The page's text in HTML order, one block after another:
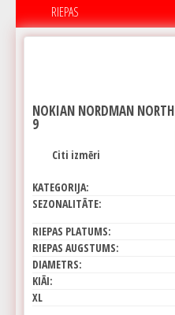
RIEPAS
NOKIAN NORDMAN NORTH
9
Citi izmēri
KATEGORIJA:
SEZONALITĀTE:
RIEPAS PLATUMS:
RIEPAS AUGSTUMS:
DIAMETRS:
KIĀI:
XL